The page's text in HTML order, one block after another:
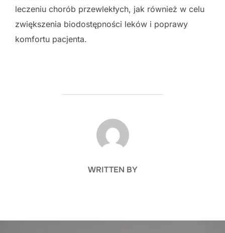
leczeniu chorób przewlekłych, jak również w celu
zwiększenia biodostępności leków i poprawy
komfortu pacjenta.
POST AUTHOR
WRITTEN BY